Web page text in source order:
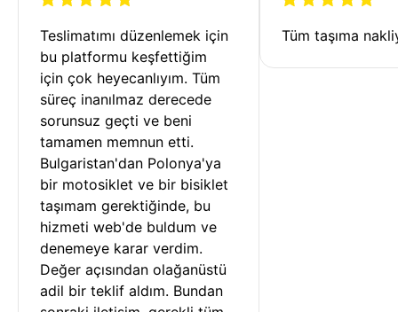
Teslimatımı düzenlemek için
bu platformu keşfettiğim
için çok heyecanlıyım. Tüm
süreç inanılmaz derecede
sorunsuz geçti ve beni
tamamen memnun etti.
Bulgaristan'dan Polonya'ya
bir motosiklet ve bir bisiklet
taşımam gerektiğinde, bu
hizmeti web'de buldum ve
denemeye karar verdim.
Değer açısından olağanüstü
adil bir teklif aldım. Bundan
Tüm taşıma